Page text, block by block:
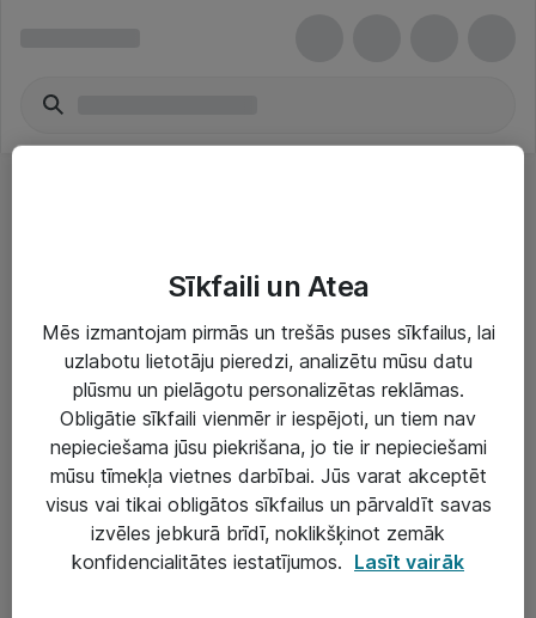
Risinājumi & Pakalpojumi
IT serviss un atbalsts
IT infrastruktūra
Darba vietu IT risinājumi
Sīkfaili un Atea
Mēs izmantojam pirmās un trešās puses sīkfailus, lai
uzlabotu lietotāju pieredzi, analizētu mūsu datu
plūsmu un pielāgotu personalizētas reklāmas.
Obligātie sīkfaili vienmēr ir iespējoti, un tiem nav
nepieciešama jūsu piekrišana, jo tie ir nepieciešami
mūsu tīmekļa vietnes darbībai. Jūs varat akceptēt
visus vai tikai obligātos sīkfailus un pārvaldīt savas
izvēles jebkurā brīdī, noklikšķinot zemāk
konfidencialitātes iestatījumos. Lasīt vairāk